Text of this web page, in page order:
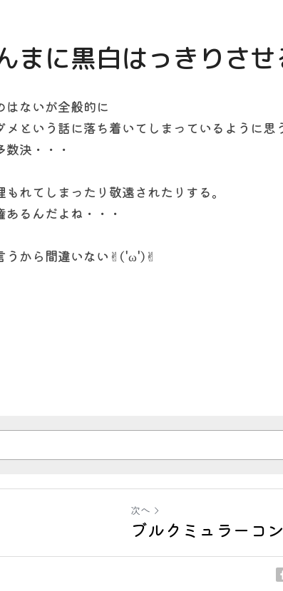
まに黒白はっきりさ
はないが全般的に
という話に落ち着いてしまっているように思
決・・・
れてしまったり敬遠されたりする。
るんだよね・・・
うから間違いない✌︎('ω')✌︎
次へ
ブルクミュラーコ